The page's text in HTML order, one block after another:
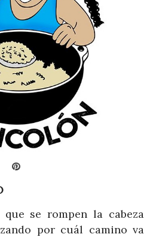
Pinterest
se rompen la cabeza
por cuál camino va